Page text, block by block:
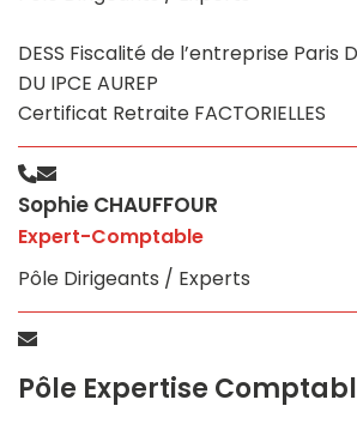
DESS Fiscalité de l’entreprise Paris
DU IPCE AUREP
Certificat Retraite FACTORIELLES
Sophie CHAUFFOUR
Expert-Comptable
Pôle Dirigeants / Experts
Pôle Expertise